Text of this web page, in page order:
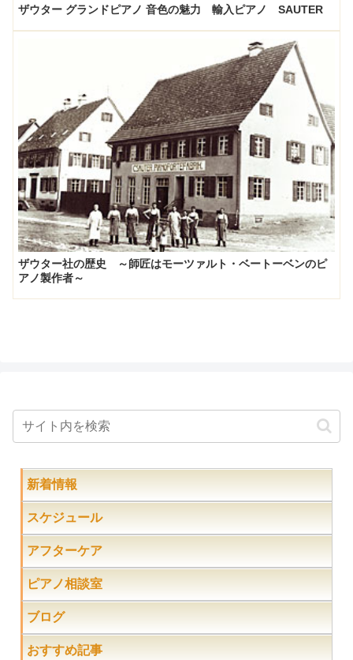
ザウター グランドピアノ 音色の魅力 輸入ピアノ SAUTER
ザウター社の歴史 ～師匠はモーツァルト・ベートーベンのピ
アノ製作者～
新着情報
スケジュール
アフターケア
ピアノ相談室
ブログ
おすすめ記事